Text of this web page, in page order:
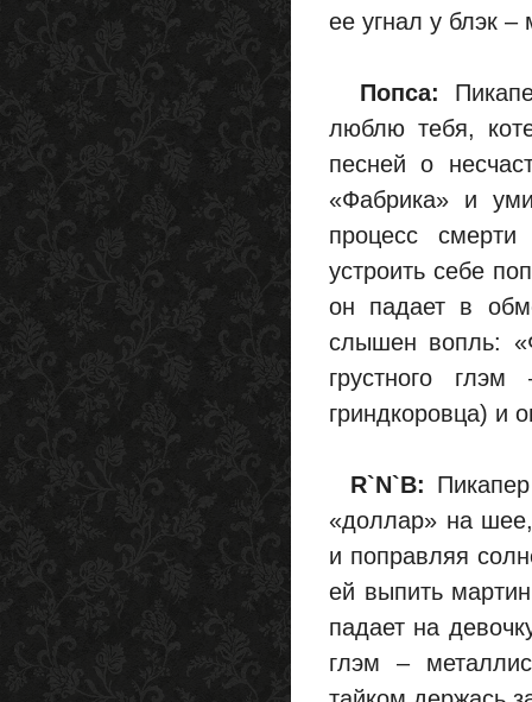
ее угнал у блэк –
Попса:
люблю тебя,
песней о
«Фабрика» и
процесс
устроить себе
он падает в
слышен вопль:
грустного
гриндкоровца) и
R`N`B:
«доллар» на
и поправляя
ей выпить
падает на
глэм –